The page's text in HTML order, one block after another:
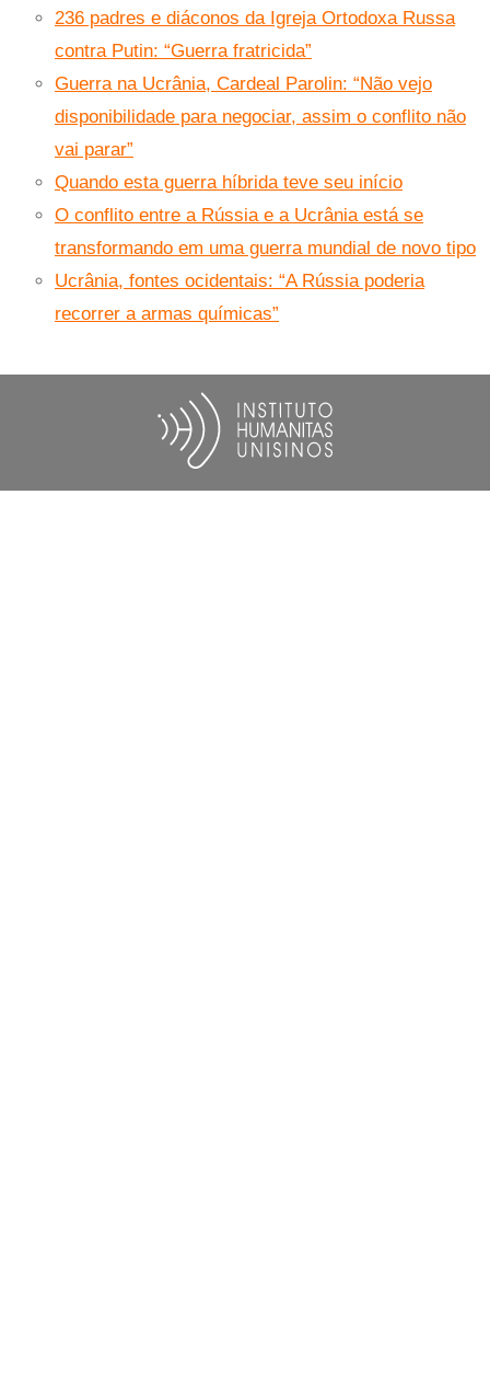
236 padres e diáconos da Igreja Ortodoxa Russa
contra Putin: “Guerra fratricida”
Guerra na Ucrânia, Cardeal Parolin: “Não vejo
disponibilidade para negociar, assim o conflito não
vai parar”
Quando esta guerra híbrida teve seu início
O conflito entre a Rússia e a Ucrânia está se
transformando em uma guerra mundial de novo tipo
Ucrânia, fontes ocidentais: “A Rússia poderia
recorrer a armas químicas”